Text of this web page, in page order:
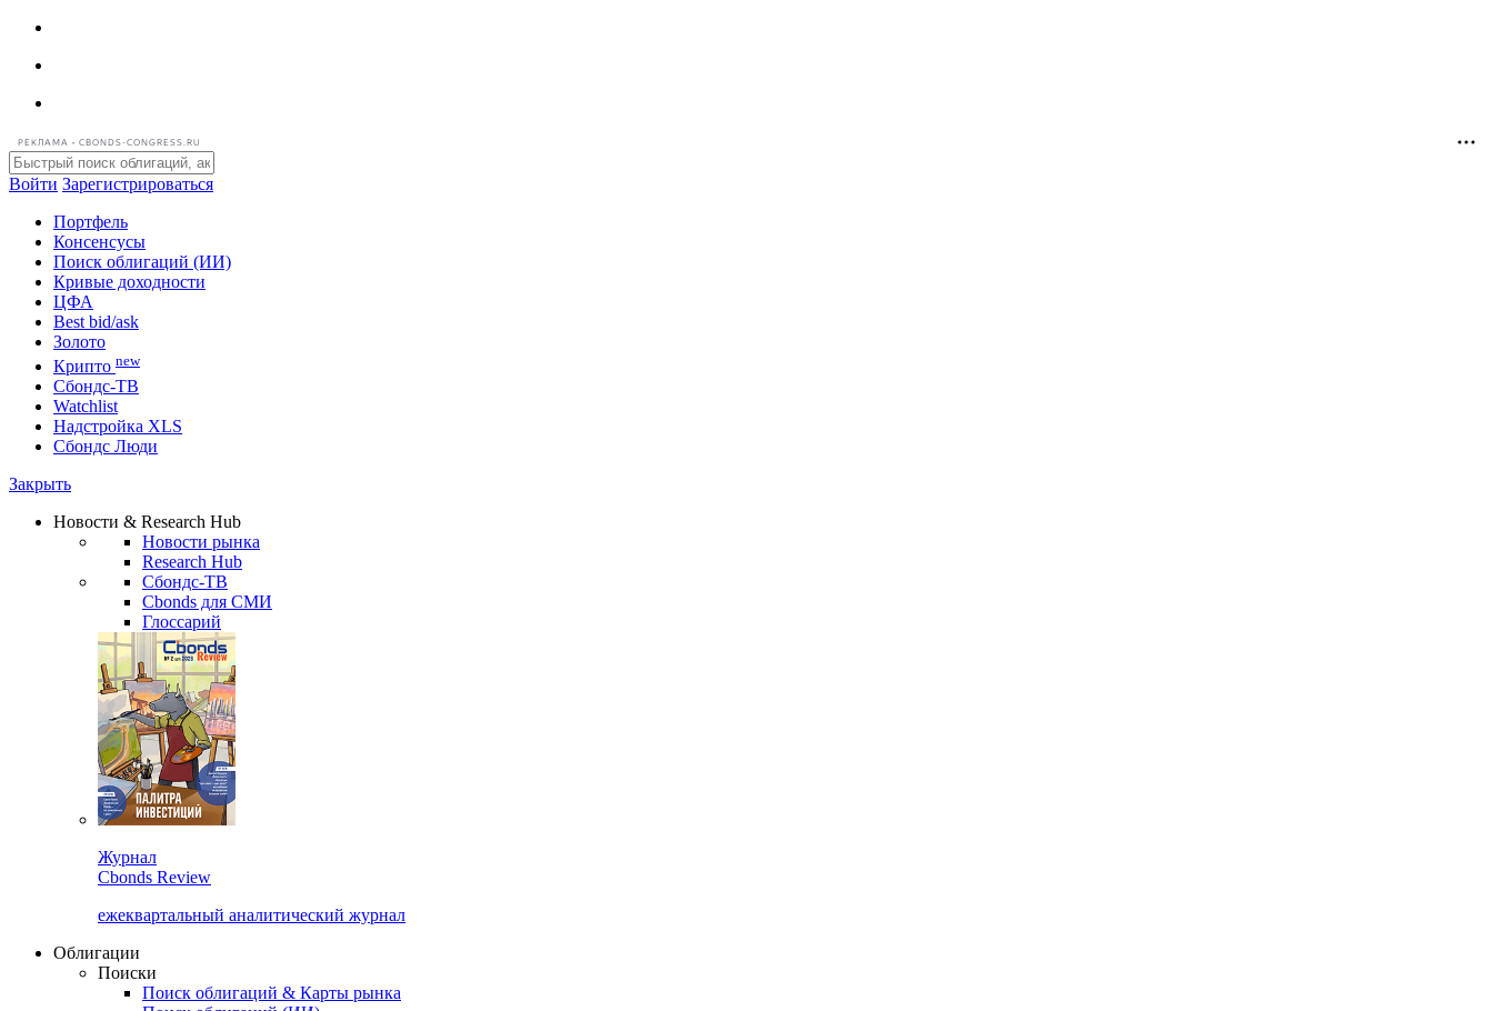
РЕКЛАМА • CBONDS-CONGRESS.RU
Войти Зарегистрироваться
Портфель
Консенсусы
Поиск облигаций (ИИ)
Кривые доходности
ЦФА
Best bid/ask
Золото
Криптоnew
Сбондс-ТВ
Надстройка XLS
Сбондс Люди
Новости & Research Hub
Новости рынка
Research Hub
Сбондс-ТВ
Cbonds для СМИ
Глоссарий
Журнал
Cbonds Review
ежеквартальный аналитический журнал